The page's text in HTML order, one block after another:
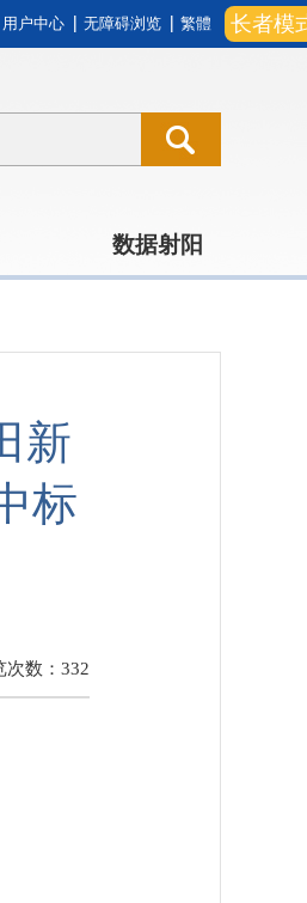
长者模
用户中心 无障碍浏览 繁體
数据射阳
新
标
次数： 332